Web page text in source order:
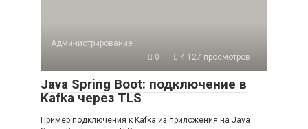
Администрирование
0
4 127 просмотров
Java Spring Boot: подключение в
Kafka через TLS
Пример подключения к Kafka из приложения на Java